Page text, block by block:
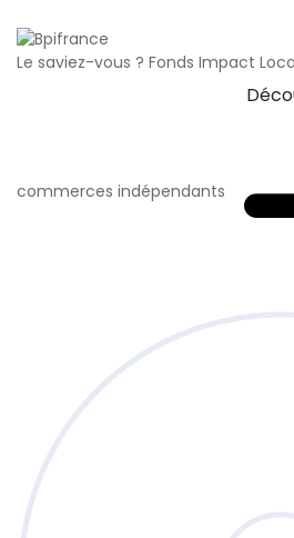
Le saviez-vous ? Fonds Impact
commerces indépendants